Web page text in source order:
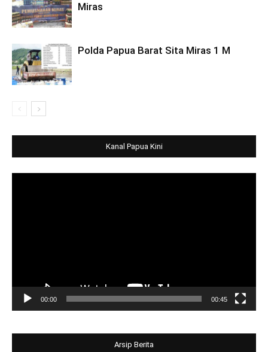
Miras
Polda Papua Barat Sita Miras 1 M
Kanal Papua Kini
00:00 00:45
Arsip Berita